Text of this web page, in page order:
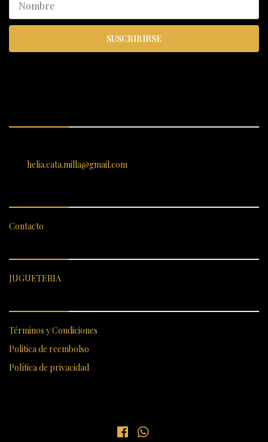
SUSCRIBIRSE
helia.cata.milla@gmail.com
Contacto
JUGUETERIA
Términos y Condiciones
Politica de reembolso
Política de privacidad